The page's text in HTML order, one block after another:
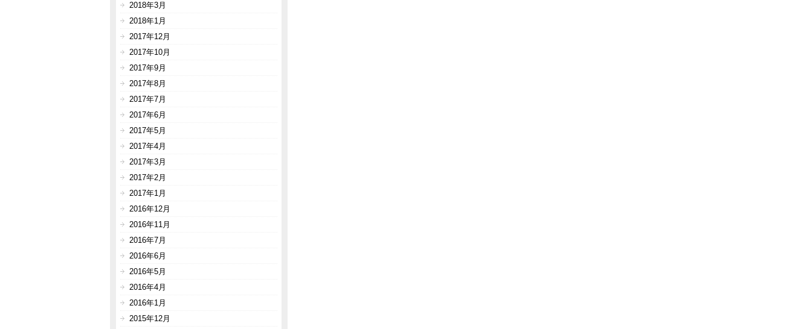
2018年3月
2018年1月
2017年12月
2017年10月
2017年9月
2017年8月
2017年7月
2017年6月
2017年5月
2017年4月
2017年3月
2017年2月
2017年1月
2016年12月
2016年11月
2016年7月
2016年6月
2016年5月
2016年4月
2016年1月
2015年12月